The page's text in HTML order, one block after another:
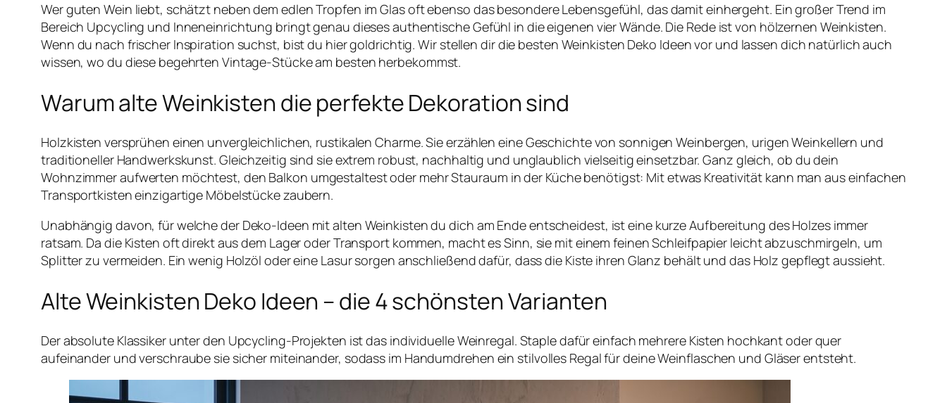
Wer guten Wein liebt, schätzt neben dem edlen Tropfen im Glas oft ebenso das besondere Lebensgefühl, das damit einhergeht. Ein großer Trend im
Bereich Upcycling und Inneneinrichtung bringt genau dieses authentische Gefühl in die eigenen vier Wände. Die Rede ist von hölzernen Weinkisten.
Wenn du nach frischer Inspiration suchst, bist du hier goldrichtig. Wir stellen dir die besten Weinkisten Deko Ideen vor und lassen dich natürlich auch
wissen, wo du diese begehrten Vintage-Stücke am besten herbekommst.
Warum alte Weinkisten die perfekte Dekoration sind
Holzkisten versprühen einen unvergleichlichen, rustikalen Charme. Sie erzählen eine Geschichte von sonnigen Weinbergen, urigen Weinkellern und
traditioneller Handwerkskunst. Gleichzeitig sind sie extrem robust, nachhaltig und unglaublich vielseitig einsetzbar. Ganz gleich, ob du dein
Wohnzimmer aufwerten möchtest, den Balkon umgestaltest oder mehr Stauraum in der Küche benötigst: Mit etwas Kreativität kann man aus einfachen
Transportkisten einzigartige Möbelstücke zaubern.
Unabhängig davon, für welche der Deko-Ideen mit alten Weinkisten du dich am Ende entscheidest, ist eine kurze Aufbereitung des Holzes immer
ratsam. Da die Kisten oft direkt aus dem Lager oder Transport kommen, macht es Sinn, sie mit einem feinen Schleifpapier leicht abzuschmirgeln, um
Splitter zu vermeiden. Ein wenig Holzöl oder eine Lasur sorgen anschließend dafür, dass die Kiste ihren Glanz behält und das Holz gepflegt aussieht.
Alte Weinkisten Deko Ideen – die 4 schönsten Varianten
Der absolute Klassiker unter den Upcycling-Projekten ist das individuelle Weinregal. Staple dafür einfach mehrere Kisten hochkant oder quer
aufeinander und verschraube sie sicher miteinander, sodass im Handumdrehen ein stilvolles Regal für deine Weinflaschen und Gläser entsteht.